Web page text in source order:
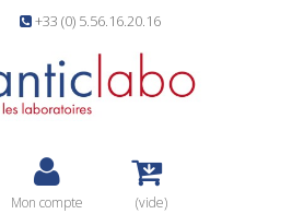
+33 (0) 5.56.16.20.16
Mon compte (vide)